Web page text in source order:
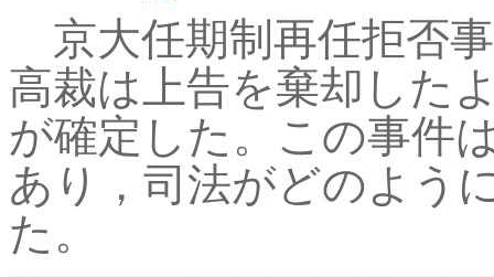
京大任期制再任拒否
高裁は上告を棄却した
が確定した。この事件
あり，司法がどのよう
た。